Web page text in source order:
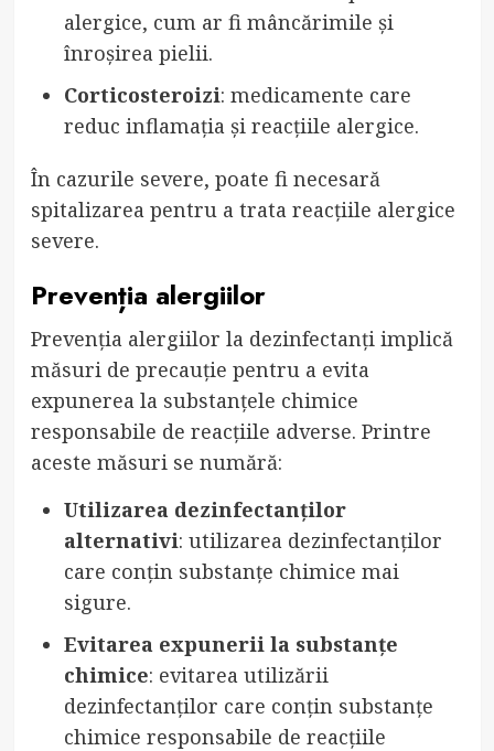
alergice, cum ar fi mâncărimile și
înroșirea pielii.
Corticosteroizi: medicamente care
reduc inflamația și reacțiile alergice.
În cazurile severe, poate fi necesară
spitalizarea pentru a trata reacțiile alergice
severe.
Prevenția alergiilor
Prevenția alergiilor la dezinfectanți implică
măsuri de precauție pentru a evita
expunerea la substanțele chimice
responsabile de reacțiile adverse. Printre
aceste măsuri se numără:
Utilizarea dezinfectanților
alternativi: utilizarea dezinfectanților
care conțin substanțe chimice mai
sigure.
Evitarea expunerii la substanțe
chimice: evitarea utilizării
dezinfectanților care conțin substanțe
chimice responsabile de reacțiile